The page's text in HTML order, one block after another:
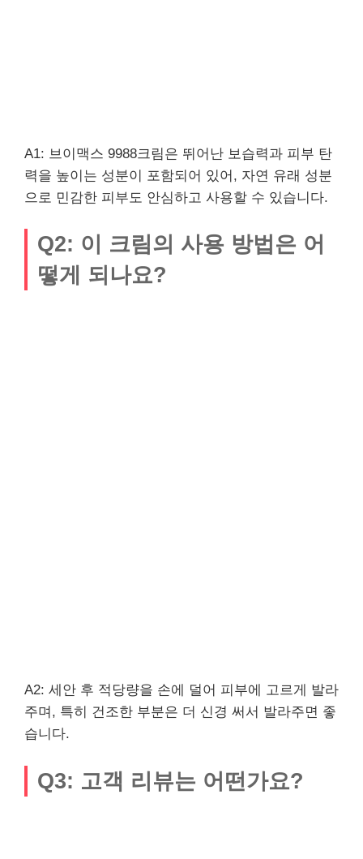
A1: 브이맥스 9988크림은 뛰어난 보습력과 피부 탄
력을 높이는 성분이 포함되어 있어, 자연 유래 성분
으로 민감한 피부도 안심하고 사용할 수 있습니다.
Q2: 이 크림의 사용 방법은 어
떻게 되나요?
A2: 세안 후 적당량을 손에 덜어 피부에 고르게 발라
주며, 특히 건조한 부분은 더 신경 써서 발라주면 좋
습니다.
Q3: 고객 리뷰는 어떤가요?